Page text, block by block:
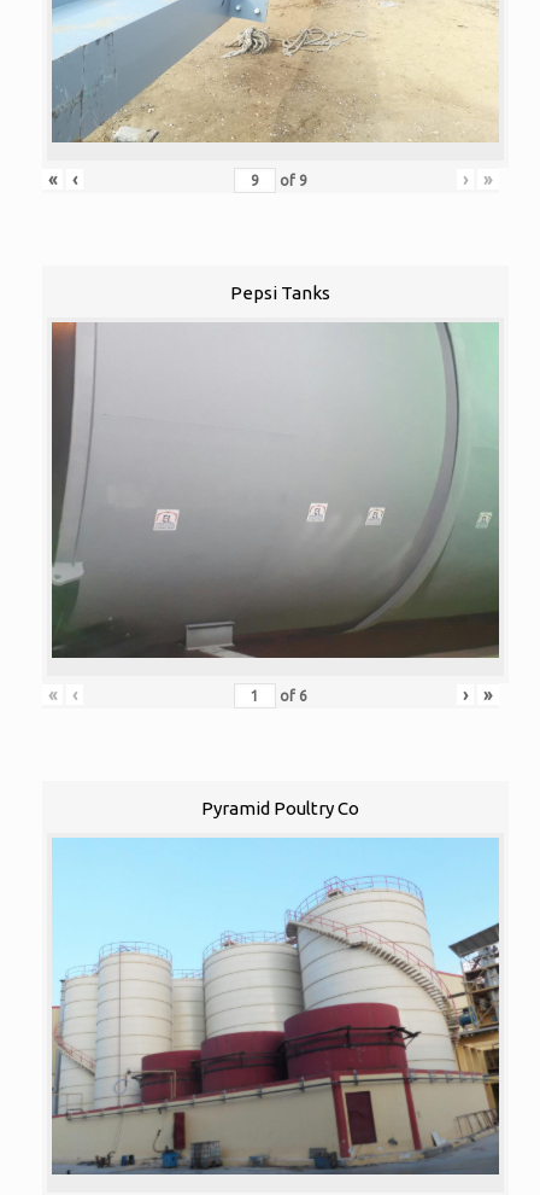
« ‹ of 9 › »
Pepsi Tanks
« ‹ of 6 › »
Pyramid Poultry Co